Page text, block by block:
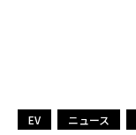
EV ニュース